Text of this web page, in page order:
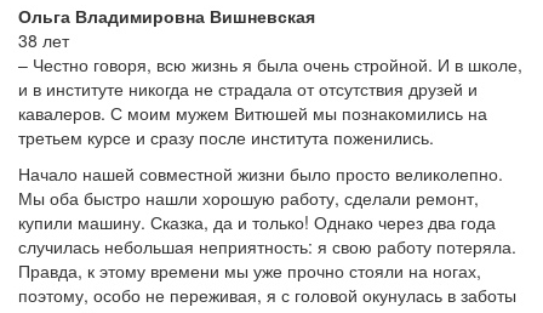
Ольга Владимировна Вишневская
38 лет
– Честно говоря, всю жизнь я была очень стройной. И в школе,
и в институте никогда не страдала от отсутствия друзей и
кавалеров. С моим мужем Витюшей мы познакомились на
третьем курсе и сразу после института поженились.
Начало нашей совместной жизни было просто великолепно.
Мы оба быстро нашли хорошую работу, сделали ремонт,
купили машину. Сказка, да и только! Однако через два года
случилась небольшая неприятность: я свою работу потеряла.
Правда, к этому времени мы уже прочно стояли на ногах,
поэтому, особо не переживая, я с головой окунулась в заботы